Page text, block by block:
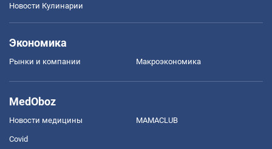
Новости Кулинарии
Экономика
Рынки и компании Mакроэкономика
MedOboz
Новости медицины MAMACLUB
Covid